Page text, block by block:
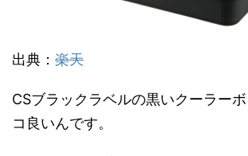
出典： 楽天
CSブラックラベルの黒いクーラー
コ良いんです。